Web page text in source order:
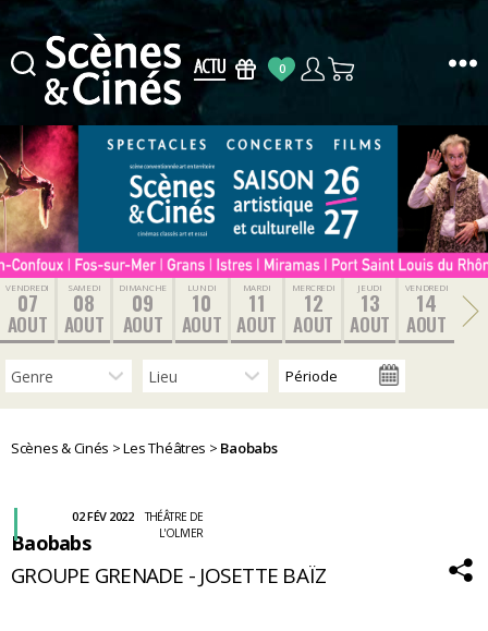
&
Cinés
0
VENDREDI
07
AOUT
SAMEDI
08
AOUT
DIMANCHE
09
AOUT
LUNDI
10
AOUT
MARDI
11
AOUT
MERCREDI
12
AOUT
JEUDI
13
AOUT
VENDREDI
14
AOUT
Scènes & Cinés >Les Théâtres > Baobabs
Baobabs
02 FÉV 2022
THÉÂTRE DE
L'OLIVIER
GROUPE GRENADE - JOSETTE BAÏZ